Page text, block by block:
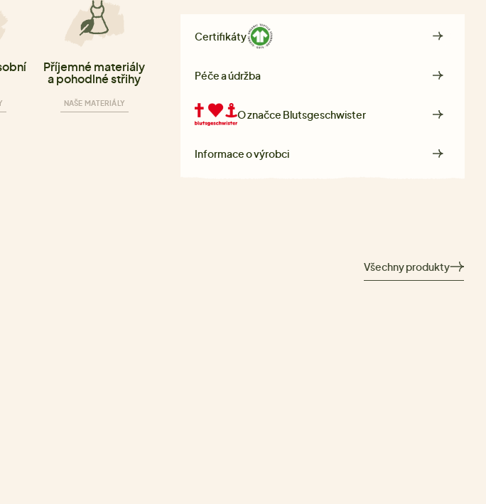
Příjemné materiály
a pohodlné střihy
NAŠE MATERIÁLY
Certifikáty
Péče a údržba
O značce Blutsgeschwister
Informace o výrobci
Všechny produkty